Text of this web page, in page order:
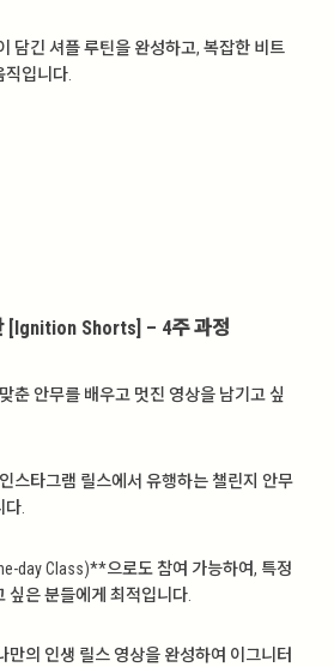
담긴 셔플 루틴을 완성하고, 복잡한 비트
직입니다.
[Ignition Shorts] – 4주 과정
춘 안무를 배우고 멋진 영상을 남기고 싶
스타그램 릴스에서 유행하는 챌린지 안무
다.
day Class)**으로도 참여 가능하여, 특정
싶은 분들에게 최적입니다.
만의 인생 릴스 영상을 완성하여 이그니터